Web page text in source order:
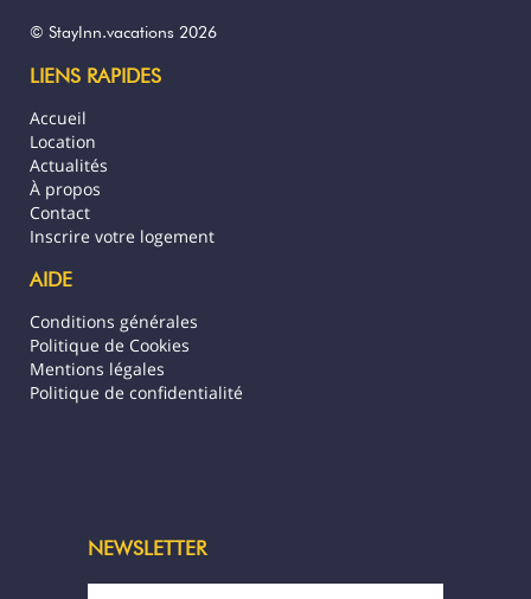
séances de bronzage !
INCLUS : Dacia Duster – 5 places, boîte
LES ÉSSENTIELS :
* Logement entièrement climatisé
* 50 m du lagon
* Jardin arboré
* Kayaks
À PROXIMITÉ :
* Ferme perlière - 4,5 Km
* Distillerie Huahine Passion - 8 Km
* Village de Fare - 8,5 Km
© StayInn.vacations 2026
LIENS RAPIDES
Accueil
Location
Actualités
À propos
Contact
Inscrire votre logement
AIDE
Conditions générales
Politique de Cookies
Mentions légales
Politique de confidentialité
NEWSLETTER